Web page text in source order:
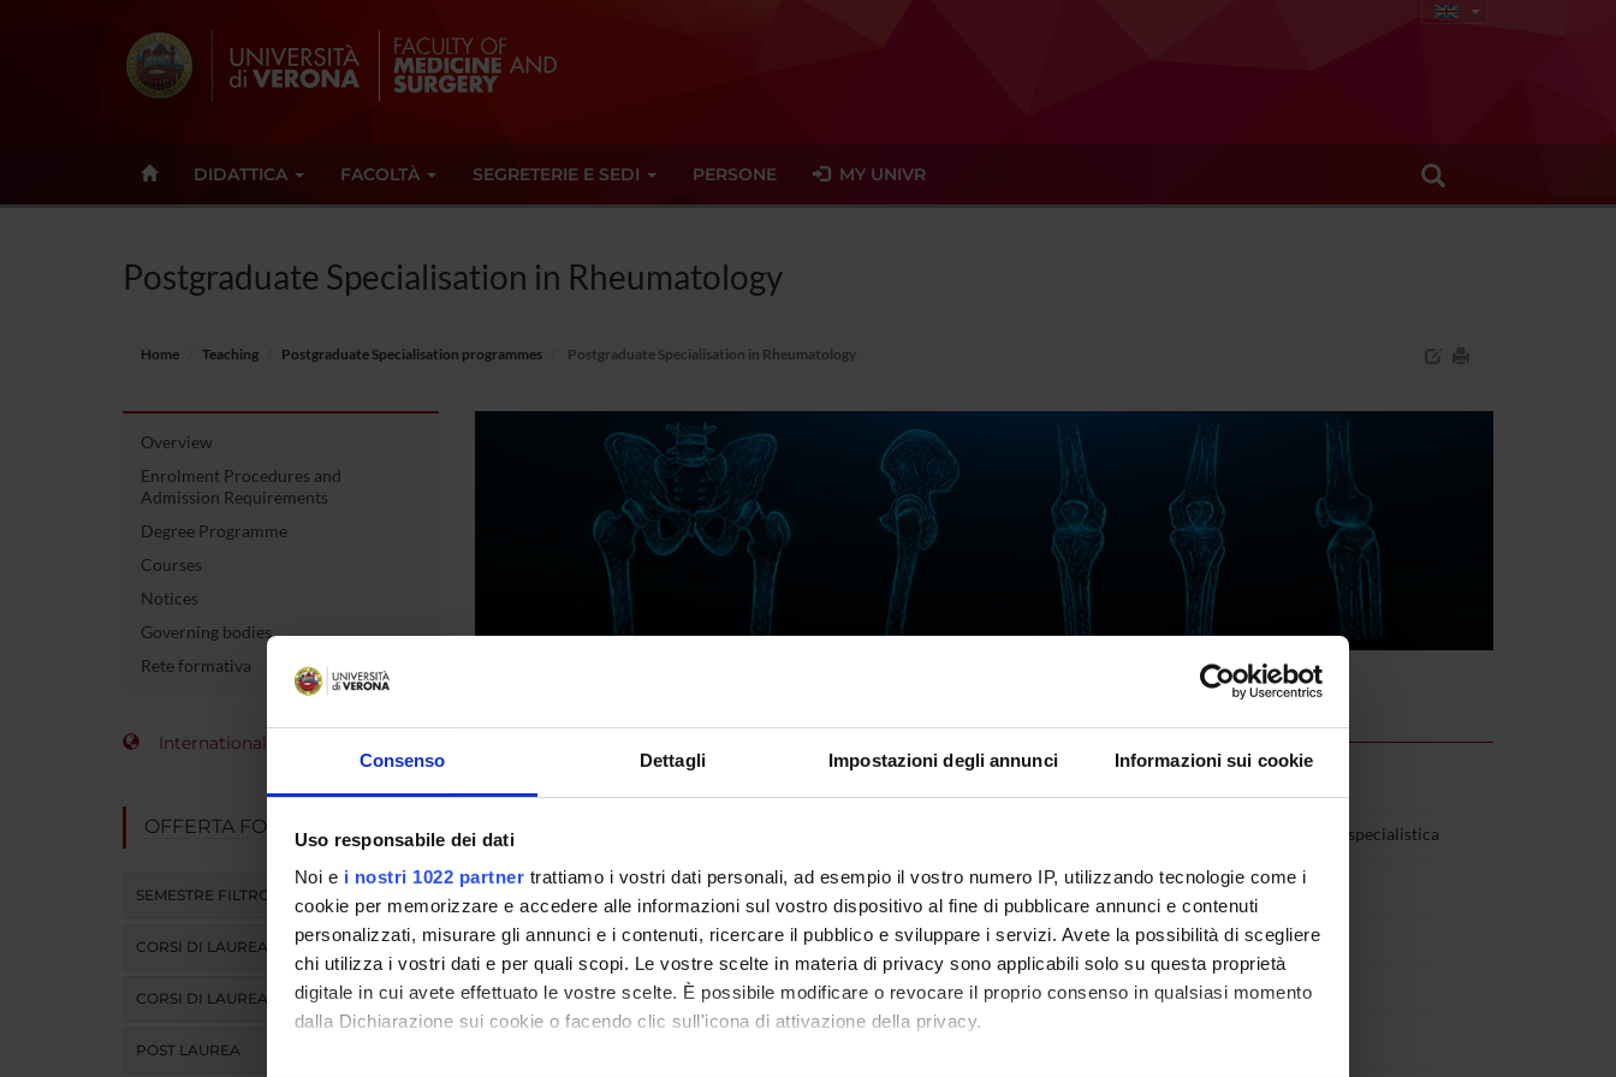
Consenso Dettagli Impostazioni degli annunci Informazioni sui cookie
Uso responsabile dei dati
Noi e i nostri 1022 partner trattiamo i vostri dati personali, ad esempio il vostro numero IP, utilizzando tecnologie come i
cookie per memorizzare e accedere alle informazioni sul vostro dispositivo al fine di pubblicare annunci e contenuti
personalizzati, misurare gli annunci e i contenuti, ricercare il pubblico e sviluppare i servizi. Avete la possibilità di scegliere
chi utilizza i vostri dati e per quali scopi. Le vostre scelte in materia di privacy sono applicabili solo su questa proprietà
digitale in cui avete effettuato le vostre scelte. È possibile modificare o revocare il proprio consenso in qualsiasi momento
dalla Dichiarazione sui cookie o facendo clic sull'icona di attivazione della privacy.
DIDATTICA FACOLTÀ SEGRETERIE E SEDI PERSONE MY UNIVR
Postgraduate Specialisation in Rheumatology
Home Teaching Postgraduate Specialisation programmes Postgraduate Specialisation in Rheumatology
Overview
Enrolment Procedures and
Admission Requirements
Degree Programme
Courses
Notices
Governing bodies
Rete formativa
International Students
OFFERTA FORMATIVA
SEMESTRE FILTRO
CORSI DI LAUREA
CORSI DI LAUREA MAGISTRALE
POST LAUREA
Course details
Category SAS-5517 - Classe per le Scuole di Specialità (Ateneo): Medicina clinica generale e specialistica
Controlling body Consiglio della Scuola di Specializzazione in Reumatologia
Contact person Maurizio Rossini
Information Segreteria didattica Scuole di specializzazione di area sanitaria